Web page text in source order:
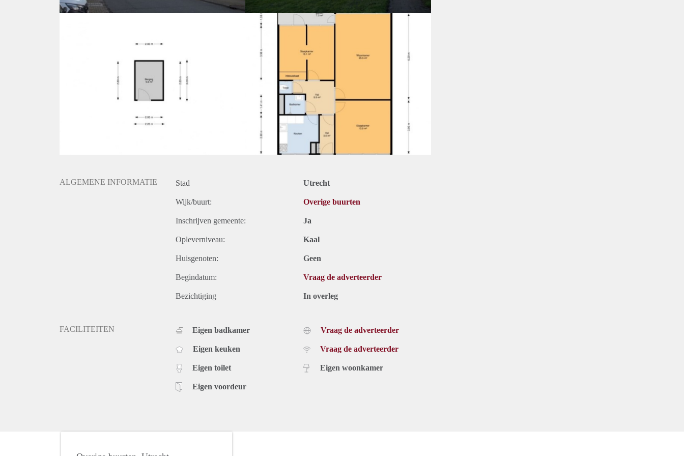
ALGEMENE INFORMATIE Stad Utrecht
Wijk/buurt: Overige buurten
Inschrijven gemeente: Ja
Opleverniveau: Kaal
Huisgenoten: Geen
Begindatum: Vraag de adverteerder
Bezichtiging In overleg
FACILITEITEN Eigen badkamer
Eigen keuken
Eigen toilet
Eigen voordeur
Vraag de adverteerder
Vraag de adverteerder
Eigen woonkamer